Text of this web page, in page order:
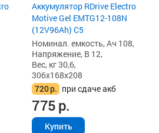
Аккумулятор RDrive Electro
Motive Gel EMTG12-108N
(12V96Ah) С5
Номинал. емкость, Ач 108,
Напряжение, В 12,
Вес, кг 30,6,
306x168x208
720р. при сдаче акб
775р.
Купить